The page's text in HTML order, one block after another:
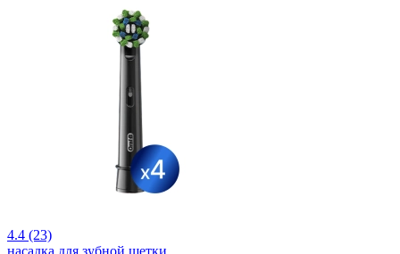
4.4 (23)
насадка для зубной щетки